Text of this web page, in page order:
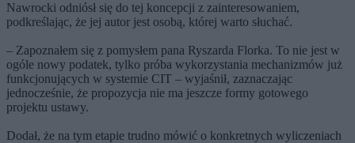
Nawrocki odniósł się do tej koncepcji z zainteresowaniem,
podkreślając, że jej autor jest osobą, której warto słuchać.
– Zapoznałem się z pomysłem pana Ryszarda Florka. To nie jest w
ogóle nowy podatek, tylko próba wykorzystania mechanizmów już
funkcjonujących w systemie CIT – wyjaśnił, zaznaczając
jednocześnie, że propozycja nie ma jeszcze formy gotowego
projektu ustawy.
Dodał, że na tym etapie trudno mówić o konkretnych wyliczeniach